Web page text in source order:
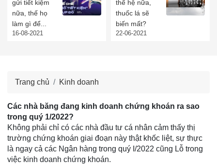
gửi tiết kiệm
nữa, thế họ
làm gì để...
16-08-2021
thế hệ nữa,
thuốc lá sẽ
biến mất?
22-06-2021
Trang chủ Kinh doanh
Các nhà băng đang kinh doanh chứng khoán ra sao
trong quý 1/2022?
Không phải chỉ có các nhà đầu tư cá nhân cảm thấy thị
trường chứng khoán giai đoạn này thật khốc liệt, sự thực
là ngay cả các Ngân hàng trong quý I/2022 cũng Lỗ trong
việc kinh doanh chứng khoán.